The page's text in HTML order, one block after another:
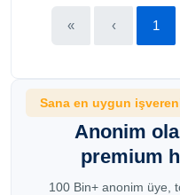
« ‹ 1
Sana en uygun
Anonim
premium
100 Bin+ anonim üye,